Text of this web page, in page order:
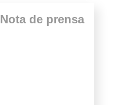
Nota de prensa